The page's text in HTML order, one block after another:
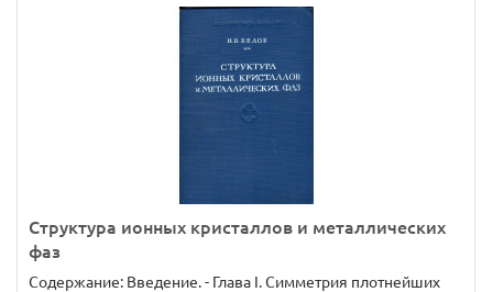
Структура ионных кристаллов и металлических
фаз
Содержание: Введение. - Глава I. Симметрия плотнейших